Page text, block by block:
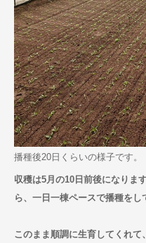
播種後20日くらいの様子です。
収穫は5月の10日前後になりま
ら、一日一棟ペースで播種をし
このまま順調に生育してくれ